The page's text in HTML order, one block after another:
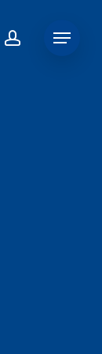
Menu
account